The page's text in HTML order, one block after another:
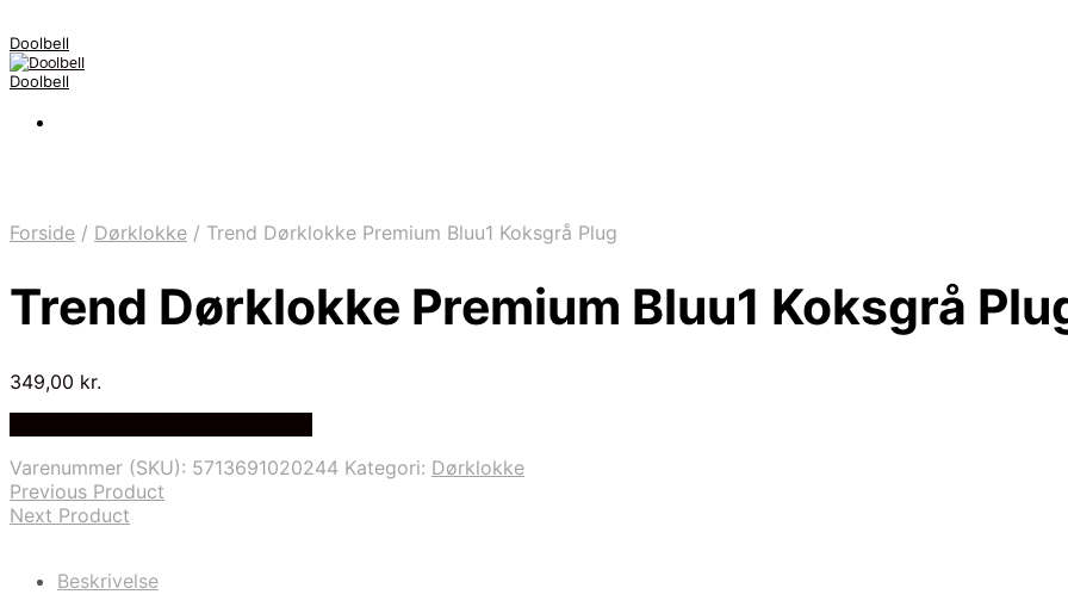
Doolbell
Doolbell
Forside / Dørklokke / Trend Dørklokke Premium Bluu1 Koksgrå Plug
Trend Dørklokke Premium Bluu1 Koksgrå
349,00 kr.
Varenummer (SKU): 5713691020244 Kategori: Dørklokke
Previous Product
Next Product
Beskrivelse